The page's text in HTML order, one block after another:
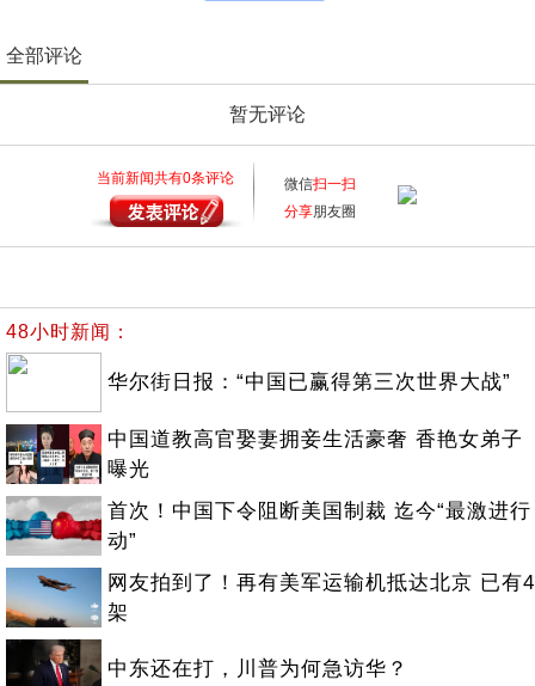
全部评论
暂无评论
当前新闻共有0条评论 微信扫一扫
分享朋友圈
48小时新闻：
华尔街日报：“中国已赢得第三次世界大战”
中国道教高官娶妻拥妾生活豪奢 香艳女弟子
曝光
首次！中国下令阻断美国制裁 迄今“最激进行
动”
网友拍到了！再有美军运输机抵达北京 已有4
架
中东还在打，川普为何急访华？